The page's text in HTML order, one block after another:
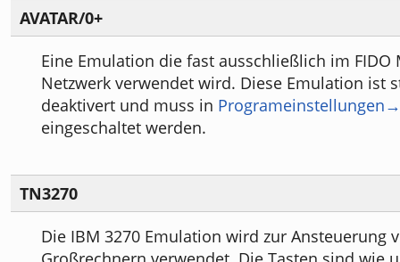
AVATAR/0+
Eine Emulation die fast ausschließlich im FIDO
Netzwerk verwendet wird. Diese Emulation ist
deaktivert und muss in
eingeschaltet werden.
TN3270
Die IBM 3270 Emulation wird zur Ansteuerung